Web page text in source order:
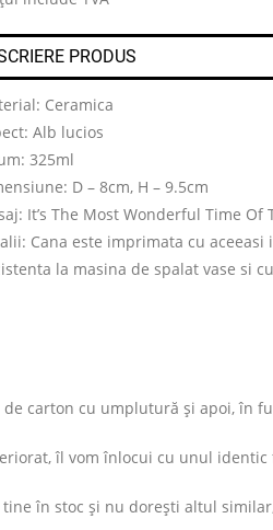
PRODUS
Ceramica
Alb lucios
325ml
D – 8cm, H – 9.5cm
It’s The Most Wonderful Time Of
Cana este imprimata cu
la masina de spalat vase si
carton cu umplutură și apoi, în
îl vom înlocui cu unul
în stoc și nu dorești altul